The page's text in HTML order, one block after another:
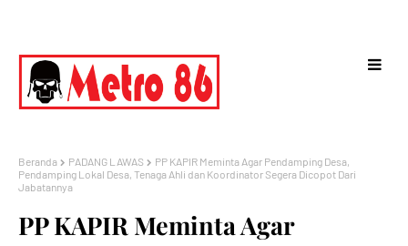
Beranda PADANG LAWAS
PP KAPIR Meminta Agar Pendamping Desa,
Pendamping Lokal Desa, Tenaga Ahli dan Koordinator Segera Dicopot Dari
Jabatannya
PP KAPIR Meminta Agar